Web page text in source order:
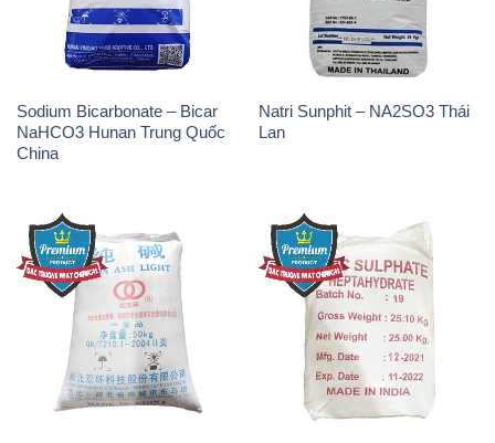
Sodium Bicarbonate – Bicar
NaHCO3 Hunan Trung Quốc
China
Natri Sunphit – NA2SO3 Thái
Lan